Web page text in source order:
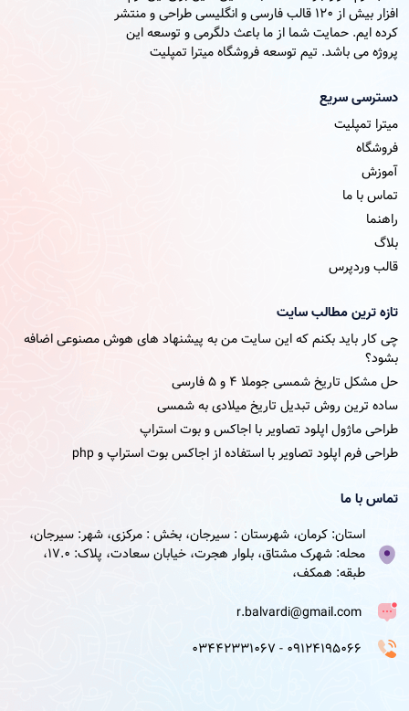
افزار بیش از 120 قالب فارسی و انگلیسی طراحی و منتشر
کرده ایم. حمایت شما از ما باعث دلگرمی و توسعه این
پروژه می باشد. تیم توسعه فروشگاه میترا تمپلیت
دسترسی سریع
میترا تمپلیت
فروشگاه
آموزش
تماس با ما
راهنما
بلاگ
قالب وردپرس
تازه ترین مطالب سایت
چی کار باید بکنم که این سایت من به پیشنهاد های هوش مصنوعی اضافه
بشود؟
حل مشکل تاریخ شمسی جوملا ۴ و ۵ فارسی
ساده ترین روش تبدیل تاریخ میلادی به شمسی
طراحی ماژول اپلود تصاویر با اجاکس و بوت استراپ
طراحی فرم اپلود تصاویر با استفاده از اجاکس بوت استراپ و php
تماس با ما
استان: کرمان، شهرستان : سیرجان، بخش : مرکزی، شهر: سیرجان،
محله: شهرک مشتاق، بلوار هجرت، خیابان سعادت، پلاک: 17.0،
طبقه: همکف،